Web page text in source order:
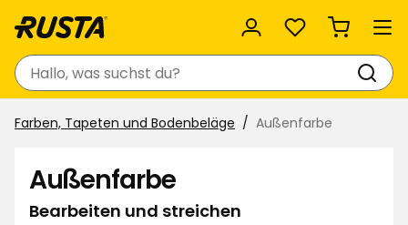
Favoriten
Suchen
Farben, Tapeten und Bodenbeläge Außenfarbe
Außenfarbe
Bearbeiten und streichen